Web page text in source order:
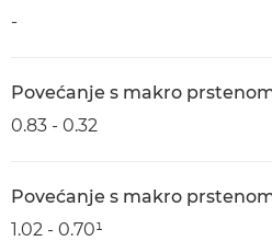
-
Povećanje s makro prstenom
0.83 - 0.32
Povećanje s makro
1.02 - 0.70¹